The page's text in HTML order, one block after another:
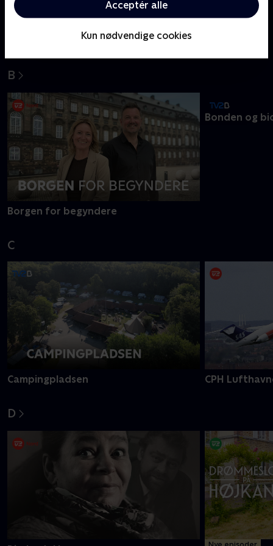
Acceptér alle
Kun nødvendige cookies
Alle gør det vel?
B
Borgen for begyndere Bonden og
C
Campingpladsen CPH